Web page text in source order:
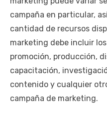
campaña en particular,
cantidad de recursos
marketing debe incluir
promoción, producción,
capacitación,
contenido y cualquier
campaña de marketing.